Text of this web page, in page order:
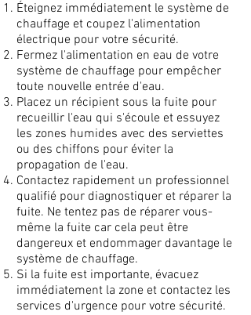
Éteignez immédiatement le système de
chauffage et coupez l'alimentation
électrique pour votre sécurité.
Fermez l'alimentation en eau de votre
système de chauffage pour empêcher
toute nouvelle entrée d'eau.
Placez un récipient sous la fuite pour
recueillir l'eau qui s'écoule et essuyez
les zones humides avec des serviettes
ou des chiffons pour éviter la
propagation de l'eau.
Contactez rapidement un professionnel
qualifié pour diagnostiquer et réparer la
fuite. Ne tentez pas de réparer vous-
même la fuite car cela peut être
dangereux et endommager davantage le
système de chauffage.
Si la fuite est importante, évacuez
immédiatement la zone et contactez les
services d'urgence pour votre sécurité.